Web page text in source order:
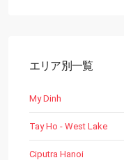
エリア別一覧
My Dinh
Tay Ho - West Lake
Ciputra Hanoi